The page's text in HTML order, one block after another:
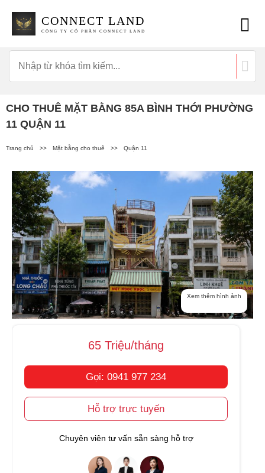
CONNECT LAND
CÔNG TY CỔ PHẦN CONNECT LAND
CHO THUÊ MẶT BẰNG 85A BÌNH THỚI PHƯỜNG
11 QUẬN 11
Trang chủ >> Mặt bằng cho thuê >> Quận 11
Xem thêm hình ảnh
65 Triệu/tháng
Gọi: 0941 977 234
Hỗ trợ trực tuyến
Chuyên viên tư vấn sẵn sàng hỗ trợ